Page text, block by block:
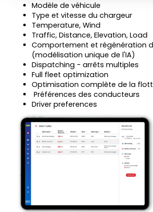
Modèle de véhicule
Type et vitesse du chargeur
Temperature, Wind
Traffic, Distance, Elevation, Load
Comportement et régénération
(modélisation unique de l'IA)
Dispatching - arrêts multiples
Full fleet optimization
Optimisation complète de la
Préférences des conducteurs
Driver preferences